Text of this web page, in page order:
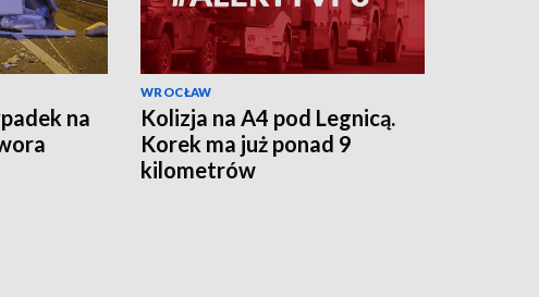
na
WROCŁAW
Kolizja na A4 pod Legnicą.
Korek ma już ponad 9
kilometrów